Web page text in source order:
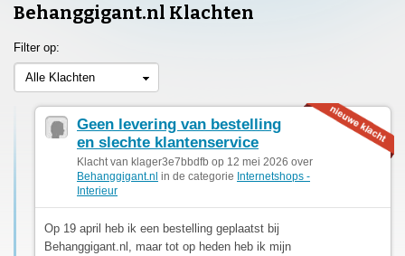
Behanggigant.nl Klachten
Filter op:
Alle Klachten
Geen levering van bestelling
en slechte klantenservice
Klacht van klager3e7bbdfb op 12 mei 2026 over
Behanggigant.nl in de categorie Internetshops -
Interieur
Op 19 april heb ik een bestelling geplaatst bij
Behanggigant.nl, maar tot op heden heb ik mijn